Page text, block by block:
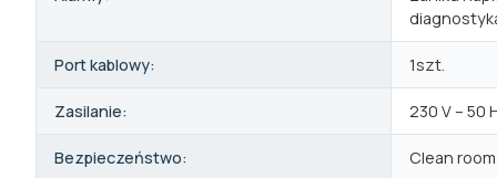
Port kablowy: 1szt.
Zasilanie: 230 V – 50
Bezpieczeństwo: Clean